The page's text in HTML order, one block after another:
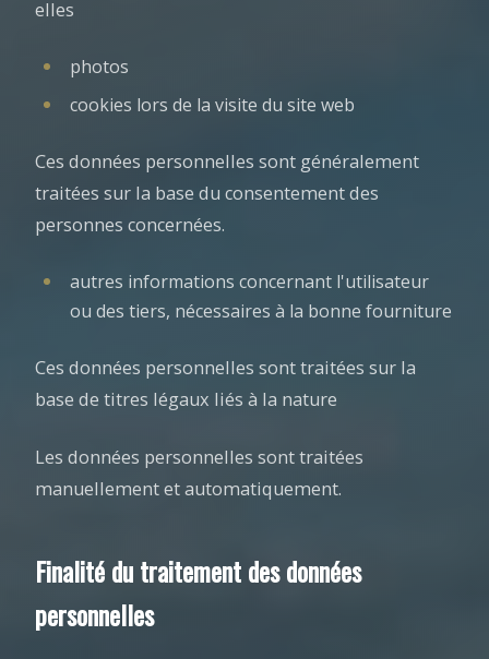
elles
photos
cookies lors de la visite du site web
Ces données personnelles sont généralement
traitées sur la base du consentement des
personnes concernées.
autres informations concernant l'utilisateur
ou des tiers, nécessaires à la bonne fourniture
Ces données personnelles sont traitées sur la
base de titres légaux liés à la nature
Les données personnelles sont traitées
manuellement et automatiquement.
Finalité du traitement des données
personnelles